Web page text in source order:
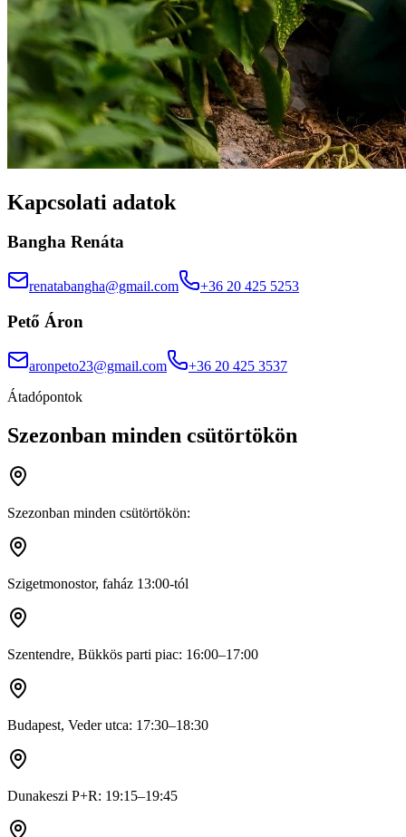
Kapcsolati adatok
Bangha Renáta
renatabangha@gmail.com +36 20 425 5253
Pető Áron
aronpeto23@gmail.com
+36 20 425 3537
Átadópontok
Szezonban minden csütörtökön
Szezonban minden csütörtökön:
Szigetmonostor, faház 13:00-tól
Szentendre, Bükkös parti piac: 16:00–17:00
Budapest, Veder utca: 17:30–18:30
Dunakeszi P+R: 19:15–19:45